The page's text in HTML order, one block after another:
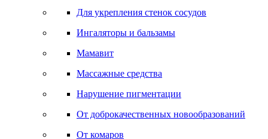
Для укрепления стенок сосудов
Ингаляторы и бальзамы
Мамавит
Массажные средства
Нарушение пигментации
От доброкачественных новообразований
От комаров